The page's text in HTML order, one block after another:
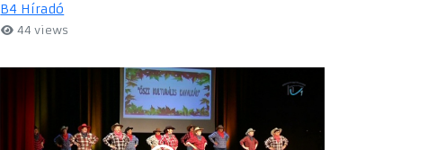
B4 Híradó
44 views